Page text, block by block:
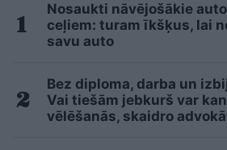
Nosaukti nāvējošākie
ceļiem: turam īkšķus, lai
savu auto
Bez diploma, darba un
Vai tiešām jebkurš var
vēlēšanās, skaidro